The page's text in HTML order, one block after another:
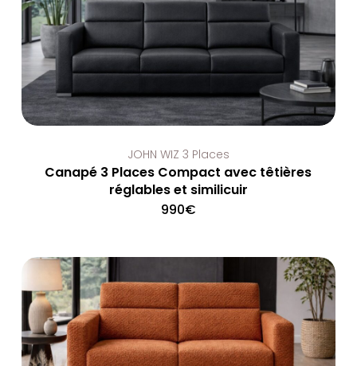
JOHN WIZ 3 Places
Canapé 3 Places Compact avec têtières
réglables et similicuir
990€